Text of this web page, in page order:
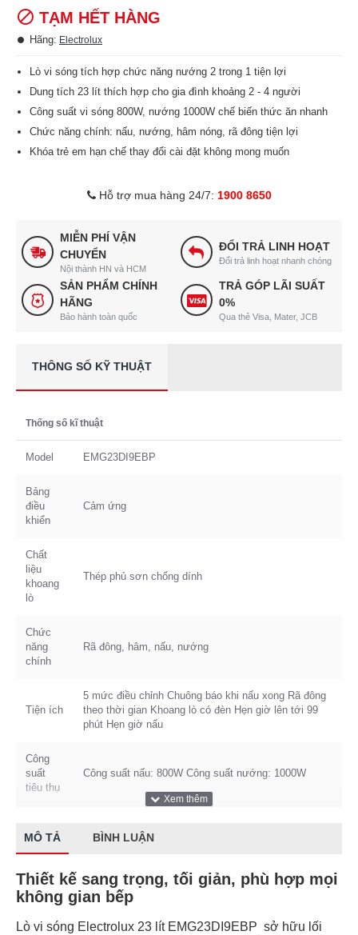
TẠM HẾT HÀNG
Hãng: Electrolux
Lò vi sóng tích hợp chức năng nướng 2 trong 1 tiện lợi
Dung tích 23 lít thích hợp cho gia đình khoảng 2 - 4 người
Công suất vi sóng 800W, nướng 1000W chế biến thức ăn nhanh
Chức năng chính: nấu, nướng, hâm nóng, rã đông tiện lợi
Khóa trẻ em hạn chế thay đổi cài đặt không mong muốn
Hỗ trợ mua hàng 24/7: 1900 8650
MIỄN PHÍ VẬN
CHUYỂN
Nội thành HN và HCM
ĐỔI TRẢ LINH HOẠT
Đổi trả linh hoạt nhanh chóng
SẢN PHẨM CHÍNH
HÃNG
Bảo hành toàn quốc
TRẢ GÓP LÃI SUẤT
0%
Qua thẻ Visa, Mater, JCB
THÔNG SỐ KỸ THUẬT
Thống số kĩ thuật
Model EMG23DI9EBP
Bảng
điều
khiển
Cảm ứng
Chất
liệu
khoang
lò
Thép phủ sơn chống dính
Chức
năng
chính
Rã đông, hâm, nấu, nướng
Tiện ích
5 mức điều chỉnh Chuông báo khi nấu xong Rã đông
theo thời gian Khoang lò có đèn Hẹn giờ lên tới 99
phút Hẹn giờ nấu
Công
suất
tiêu thụ
Công suất nấu: 800W Công suất nướng: 1000W
hiệu
Electrolux
Dung
tích
23 Lít
Thông số máy sấy
MÔ TẢ BÌNH LUẬN
Thiết kế sang trọng, tối giản, phù hợp mọi
không gian bếp
Lò vi sóng Electrolux 23 lít EMG23DI9EBP sở hữu lối